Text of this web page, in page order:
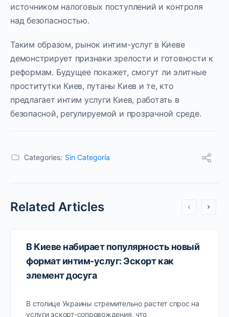
источником налоговых поступлений и контроля
над безопасностью.
Таким образом, рынок интим-услуг в Киеве
демонстрирует признаки зрелости и готовности к
реформам. Будущее покажет, смогут ли элитные
проститутки Киев, путаны Киев и те, кто
предлагает интим услуги Киев, работать в
безопасной, регулируемой и прозрачной среде.
Categories: Sin Categoría
Related Articles
В Киеве набирает популярность новый
формат интим-услуг: Эскорт как
элемент досуга
В столице Украины стремительно растет спрос на
услуги эскорт-сопровождения, что